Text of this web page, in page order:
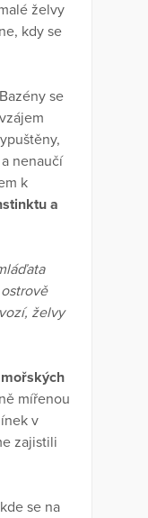
želvy
kdy se
se
nenaučí
k
a
želvy
mířenou
v
zajistili
se na